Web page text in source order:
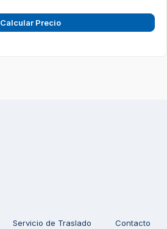
Calcular Precio
Servicio de Traslado Contacto